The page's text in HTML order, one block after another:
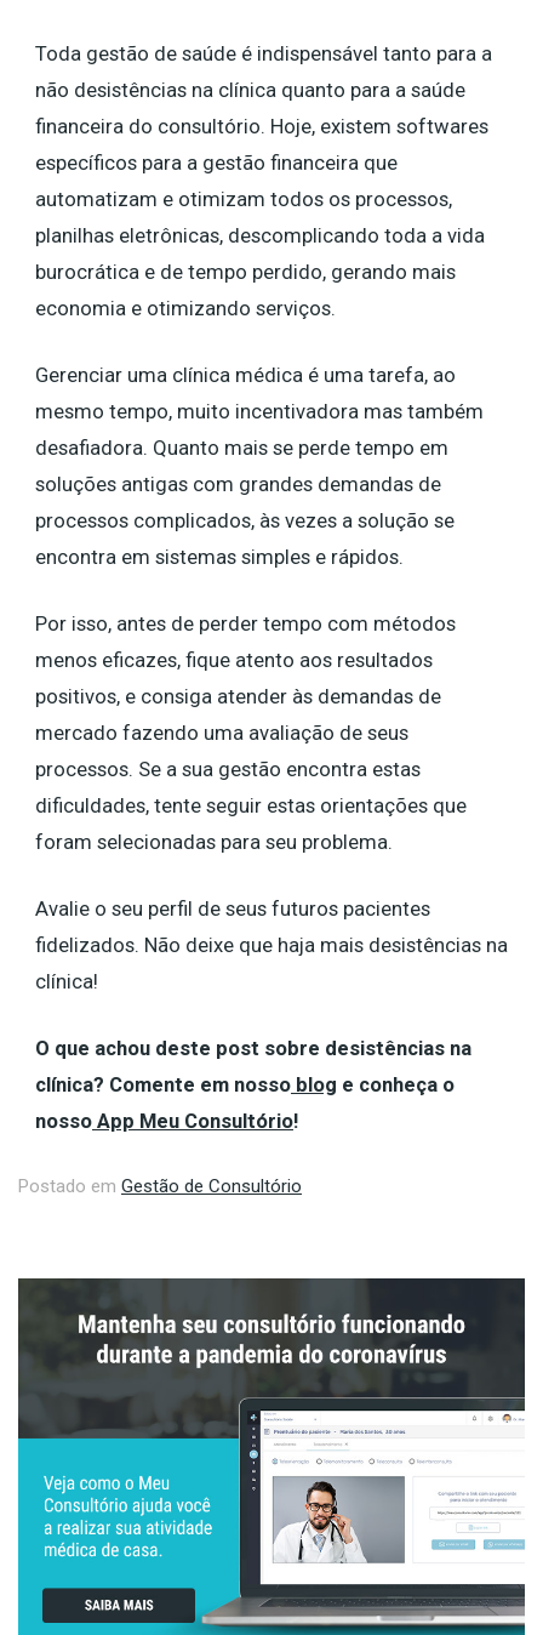
Toda gestão de saúde é indispensável tanto para a
não desistências na clínica quanto para a saúde
financeira do consultório. Hoje, existem softwares
específicos para a gestão financeira que
automatizam e otimizam todos os processos,
planilhas eletrônicas, descomplicando toda a vida
burocrática e de tempo perdido, gerando mais
economia e otimizando serviços.
Gerenciar uma clínica médica é uma tarefa, ao
mesmo tempo, muito incentivadora mas também
desafiadora. Quanto mais se perde tempo em
soluções antigas com grandes demandas de
processos complicados, às vezes a solução se
encontra em sistemas simples e rápidos.
Por isso, antes de perder tempo com métodos
menos eficazes, fique atento aos resultados
positivos, e consiga atender às demandas de
mercado fazendo uma avaliação de seus
processos. Se a sua gestão encontra estas
dificuldades, tente seguir estas orientações que
foram selecionadas para seu problema.
Avalie o seu perfil de seus futuros pacientes
fidelizados. Não deixe que haja mais desistências na
clínica!
O que achou deste post sobre desistências na
clínica? Comente em nosso blog e conheça o
nosso App Meu Consultório!
Postado em Gestão de Consultório